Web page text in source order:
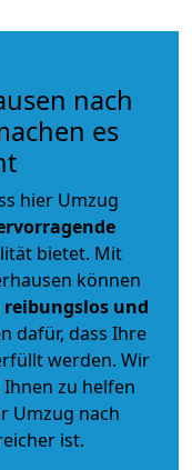
nach
es
hier Umzug
bietet. Mit
können
reibungslos und
dafür, dass Ihre
werden. Wir
zu helfen
Umzug nach
ist.